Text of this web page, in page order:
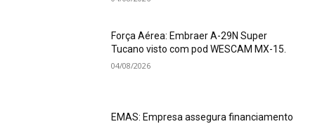
Força Aérea: Embraer A-29N Super
Tucano visto com pod WESCAM MX-15.
04/08/2026
EMAS: Empresa assegura financiamento